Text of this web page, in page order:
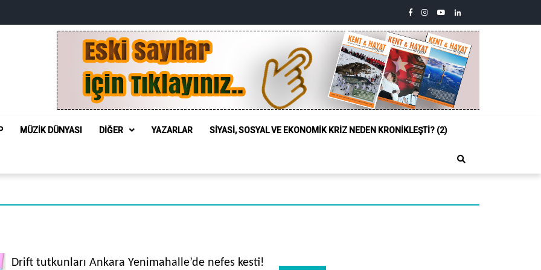
facebook
instagram
youtubelinkedin
ve
MÜZIK DÜNYASI DIĞER YAZARLAR SIYASI, SOSYAL VE EKONOMIK KRIZ NEDEN KRONIKLEŞTI? (2)
Drift tutkunları Ankara Yenimahalle’de nefes kesti!